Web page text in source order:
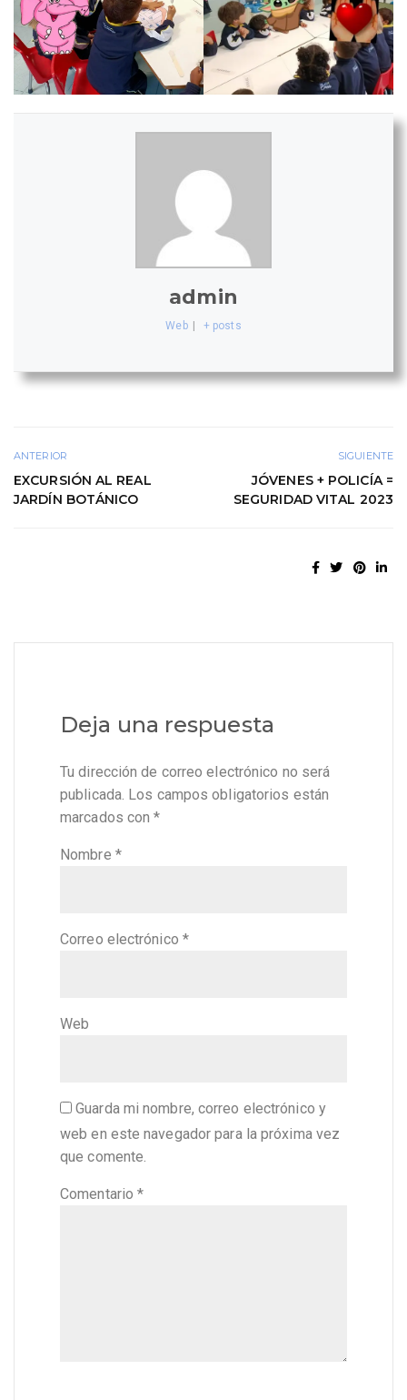
admin
Web | + posts
ANTERIOR
EXCURSIÓN AL REAL
JARDÍN BOTÁNICO
SIGUIENTE
JÓVENES + POLICÍA =
SEGURIDAD VITAL 2023
Deja una respuesta
Tu dirección de correo electrónico no será
publicada. Los campos obligatorios están
marcados con*
Nombre *
Correo electrónico *
Web
Guarda mi nombre, correo electrónico y
web en este navegador para la próxima vez
que comente.
Comentario*